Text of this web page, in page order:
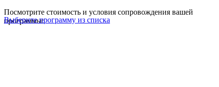
Посмотрите стоимость и условия сопровождения вашей
программы:
Выберите программу из списка